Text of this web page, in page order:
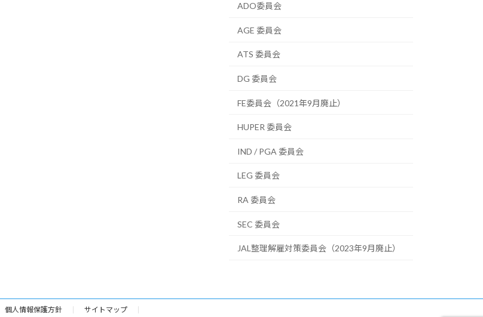
ADO委員会
AGE 委員会
ATS 委員会
DG 委員会
FE委員会（2021年9月廃止）
HUPER 委員会
IND / PGA 委員会
LEG 委員会
RA 委員会
SEC 委員会
JAL整理解雇対策委員会（2023年9月廃止）
個人情報保護方針 サイトマップ